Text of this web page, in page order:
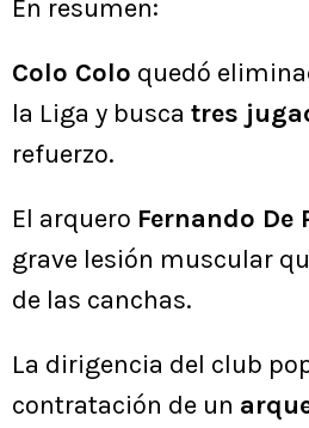
En resumen:
Colo Colo quedó
la Liga y busca tres
refuerzo.
El arquero Fernando De
grave lesión muscular
de las canchas.
La dirigencia del club
contratación de un